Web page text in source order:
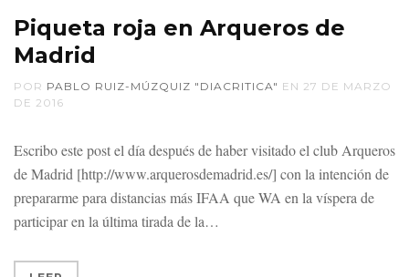
Piqueta roja en Arqueros de
Madrid
POR PABLO RUIZ-MÚZQUIZ "DIACRITICA" EN 27 DE MARZO
DE 2016
Escribo este post el día después de haber visitado el club Arqueros
de Madrid [http://www.arquerosdemadrid.es/] con la intención de
prepararme para distancias más IFAA que WA en la víspera de
participar en la última tirada de la